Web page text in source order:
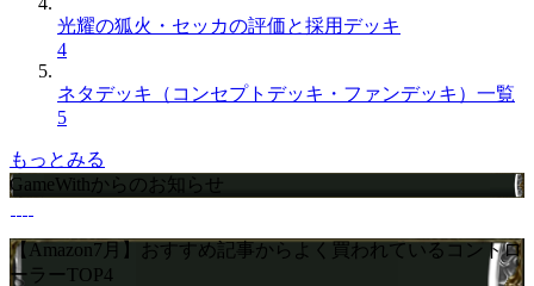
光耀の狐火・セッカの評価と採用デッキ
4
ネタデッキ（コンセプトデッキ・ファンデッキ）一覧
5
もっとみる
GameWithからのお知らせ
【Amazon7月】おすすめ記事からよく買われているコントロ
ーラーTOP4